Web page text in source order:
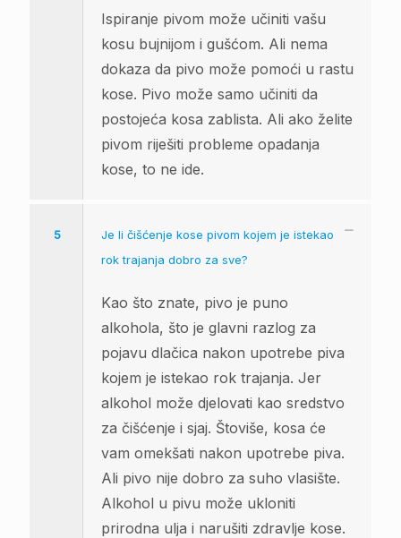
Ispiranje pivom može učiniti vašu
kosu bujnijom i gušćom. Ali nema
dokaza da pivo može pomoći u rastu
kose. Pivo može samo učiniti da
postojeća kosa zablista. Ali ako želite
pivom riješiti probleme opadanja
kose, to ne ide.
5
Je li čišćenje kose pivom kojem je istekao
rok trajanja dobro za sve?
Kao što znate, pivo je puno
alkohola, što je glavni razlog za
pojavu dlačica nakon upotrebe piva
kojem je istekao rok trajanja. Jer
alkohol može djelovati kao sredstvo
za čišćenje i sjaj. Štoviše, kosa će
vam omekšati nakon upotrebe piva.
Ali pivo nije dobro za suho vlasište.
Alkohol u pivu može ukloniti
prirodna ulja i narušiti zdravlje kose.